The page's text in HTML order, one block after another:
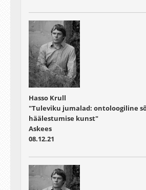
Hasso Krull
"Tuleviku jumalad: ontoloogiline
häälestumise kunst"
Askees
08.12.21